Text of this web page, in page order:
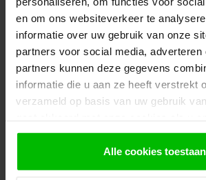
en om ons websiteverkeer te
informatie over uw gebruik van onze
partners voor social media, adverteren
partners kunnen deze gegevens
informatie die u aan ze heeft verstrekt
verzameld op basis van uw gebruik
gebruiken.
Alle cookies toestaan
TUINDECO
Blokhutprieel Marit |
Overkapping 4x4
Op voorraad in webshop
Klantenservice
contact op met de
graag verder met het